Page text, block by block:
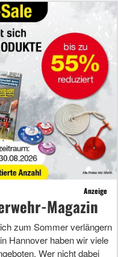
Anzeige
Magazin
zum Sommer verlängern
Hannover haben wir viele
Wer nicht dabei